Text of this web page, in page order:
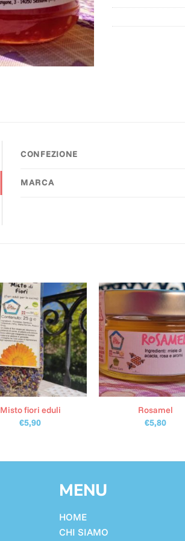
CONFEZIONE
MARCA
Misto fiori eduli
€5,90
Rosamel
€5,80
MENU
HOME
CHI SIAMO